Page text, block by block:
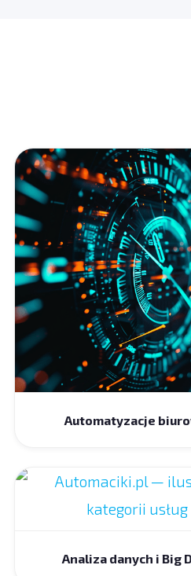
Automatyzacje
Analiza danych i Big